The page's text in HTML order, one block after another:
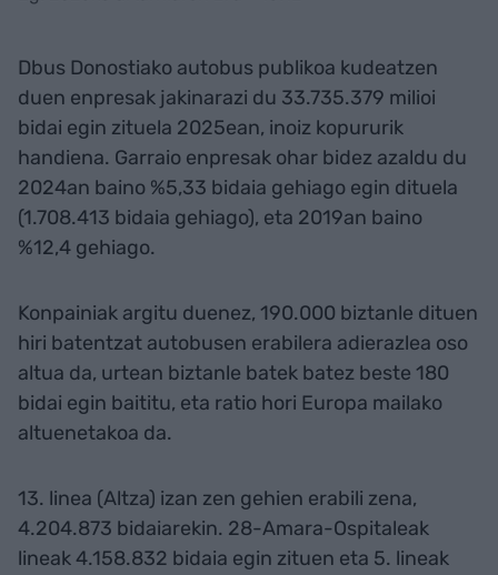
Dbus Donostiako autobus publikoa kudeatzen
duen enpresak jakinarazi du 33.735.379 milioi
bidai egin zituela 2025ean, inoiz kopururik
handiena. Garraio enpresak ohar bidez azaldu du
2024an baino %5,33 bidaia gehiago egin dituela
(1.708.413 bidaia gehiago), eta 2019an baino
%12,4 gehiago.
Konpainiak argitu duenez, 190.000 biztanle dituen
hiri batentzat autobusen erabilera adierazlea oso
altua da, urtean biztanle batek batez beste 180
bidai egin baititu, eta ratio hori Europa mailako
altuenetakoa da.
13. linea (Altza) izan zen gehien erabili zena,
4.204.873 bidaiarekin. 28-Amara-Ospitaleak
lineak 4.158.832 bidaia egin zituen eta 5. lineak